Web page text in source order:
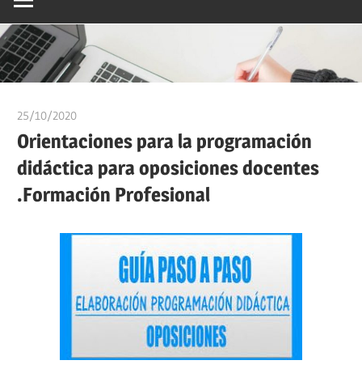
25/10/2020
Orientaciones para la programación
didáctica para oposiciones docentes
.Formación Profesional